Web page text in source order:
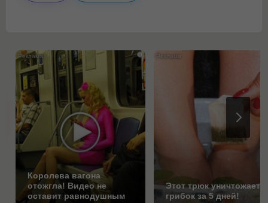
i
Королева вагона
отожгла! Видео не
оставит равнодушным
Этот трюк уничтожает
грибок за 5 дней!